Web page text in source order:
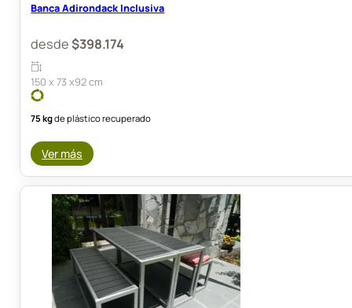
Banca Adirondack Inclusiva
desde$398.174
150 x 73 x92 cm
75 kgde plástico recuperado
Ver más